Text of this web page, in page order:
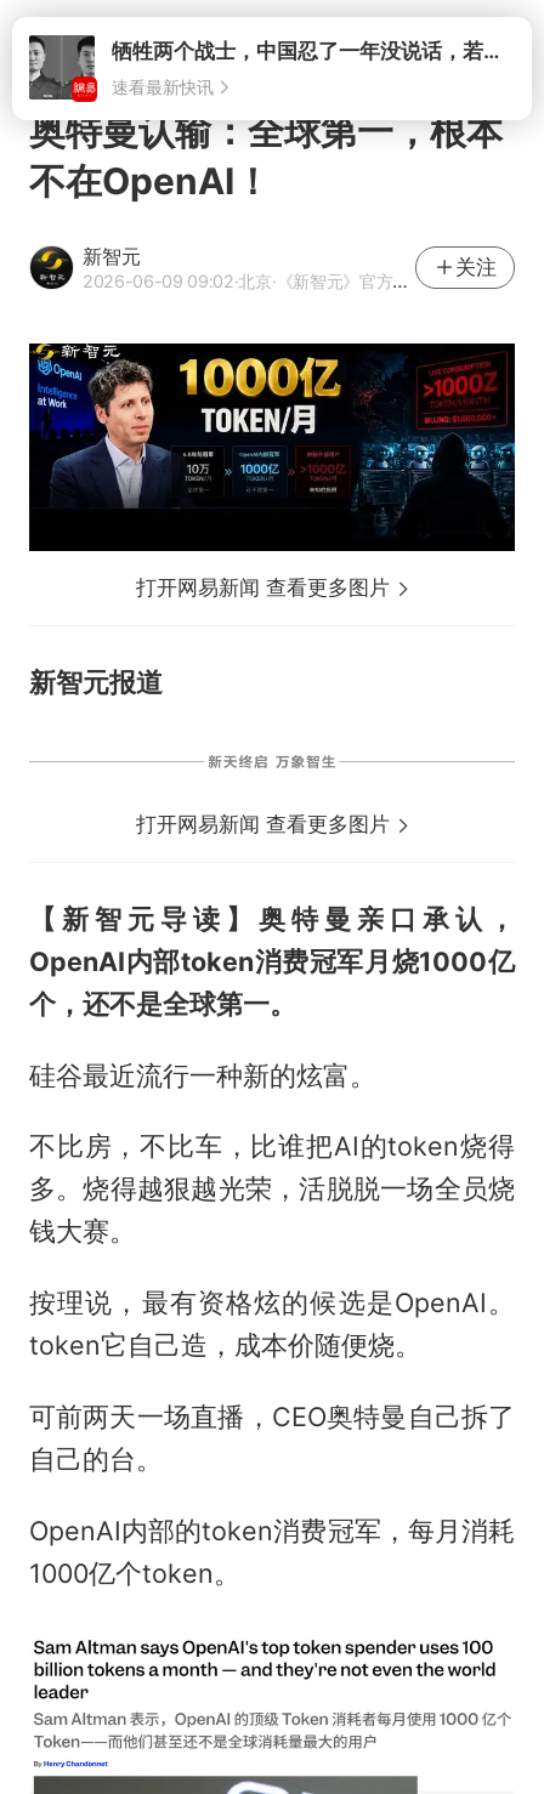
打开
奥特曼认输：全球第一，根本
不在OpenAI！
新智元
2026-06-09 09:02·北京·《新智元》官方网易号
关注
打开网易新闻 查看更多图片
新智元报道
打开网易新闻 查看更多图片
【新智元导读】奥特曼亲口承认，
OpenAI内部token消费冠军月烧1000亿
个，还不是全球第一。
硅谷最近流行一种新的炫富。
不比房，不比车，比谁把AI的token烧得
多。烧得越狠越光荣，活脱脱一场全员烧
钱大赛。
按理说，最有资格炫的候选是OpenAI。
token它自己造，成本价随便烧。
可前两天一场直播，CEO奥特曼自己拆了
自己的台。
OpenAI内部的token消费冠军，每月消耗
1000亿个token。